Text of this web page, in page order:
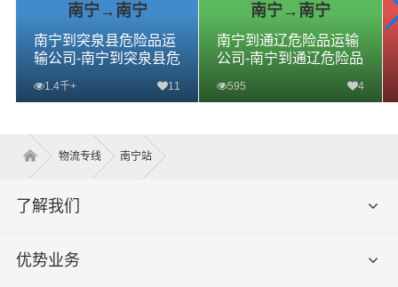
南宁→南宁
南宁到突泉县危险品运
输公司-南宁到突泉县危
泉县危险品专线
1.4千+ 11
南宁→南宁
南宁到通辽危险品运输
公司-南宁到通辽危险品
险品专线
595 4
物流专线 南宁站
了解我们
优势业务